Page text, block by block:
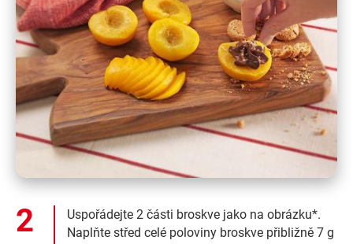
Uspořádejte 2 části broskve jako na obrázku*.
Naplňte střed celé poloviny broskve přibližně 7 g